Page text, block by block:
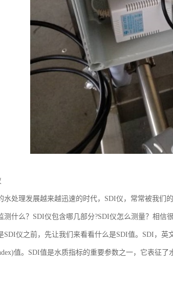
理发展越来越迅速的时代，SDI仪，常常被我们
测什么？SDI仪包含哪几部分?SDI仪怎么测量？相信
SDI仪之前，先让我们来看看什么是SDI值。SDI，英
值。SDI值是水质指标的重要参数之一，它表征